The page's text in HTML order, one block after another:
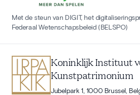
Met de steun van DIGIT, het
Federaal Wetenschapsbeleid (BELSPO)
Koninklijk Instituut
Kunstpatrimonium
Jubelpark 1, 1000 Brussel,